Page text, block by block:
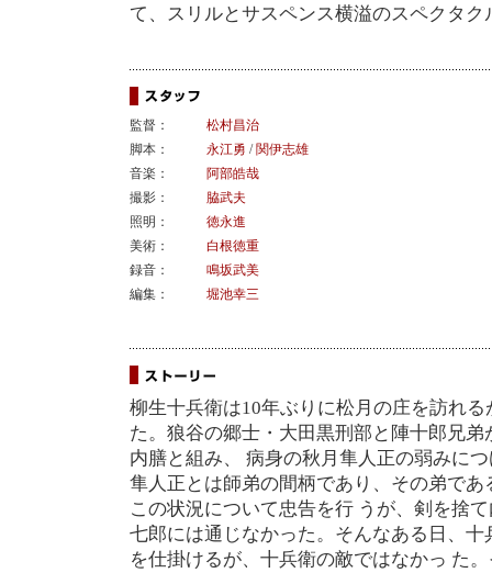
て、スリルとサスペンス横溢のスペクタ
監督：
松村昌治
脚本：
永江勇 / 関伊志雄
音楽：
阿部皓哉
撮影：
脇武夫
照明：
徳永進
美術：
白根徳重
録音：
鳴坂武美
編集：
堀池幸三
柳生十兵衛は10年ぶりに松月の庄を訪れ
た。狼谷の郷士・大田黒刑部と陣十郎兄
内膳と組み、 病身の秋月隼人正の弱みに
隼人正とは師弟の間柄であり、その弟で
この状況について忠告を行 うが、剣を捨
七郎には通じなかった。そんなある日、
を仕掛けるが、十兵衛の敵ではなかっ た